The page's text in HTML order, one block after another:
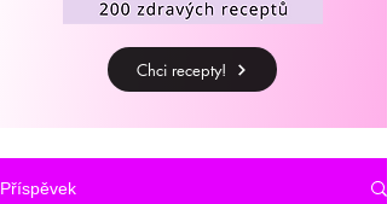
Chci recepty!
Příspěvek